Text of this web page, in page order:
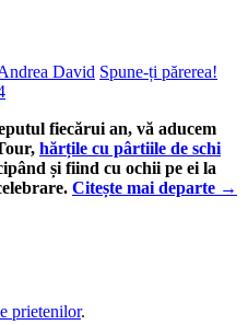
David Spune-ți părerea!
fiecărui an, vă aducem
hărțile cu pârtiile de schi
și fiind cu ochii pe ei la
Citește mai departe →
prietenilor.